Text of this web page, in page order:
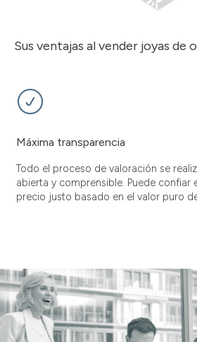
Sus ventajas al vender joyas de
Máxima transparencia
Todo el proceso de valoración se
abierta y comprensible. Puede confiar
precio justo basado en el valor puro